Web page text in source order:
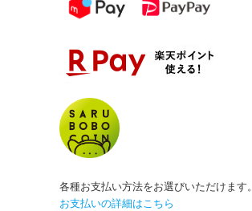
各種お支払い方法をお選びいただけます。
お支払いの詳細はこちら